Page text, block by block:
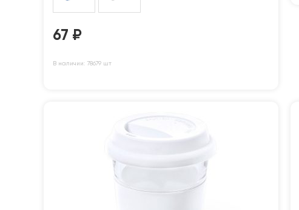
67 ₽
В наличии: 78679 шт